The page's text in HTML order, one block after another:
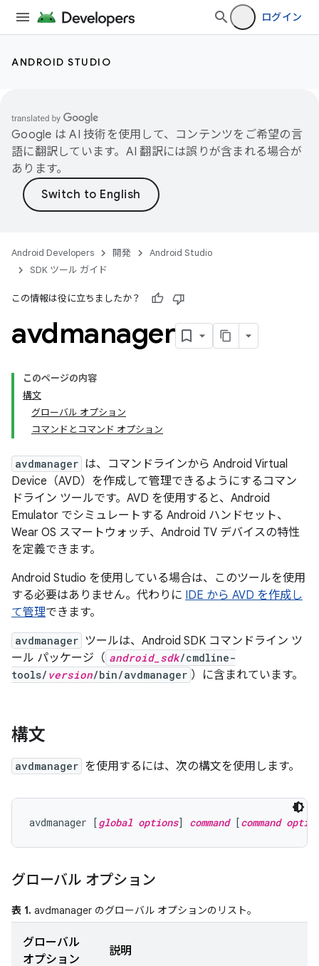
ログイン
ANDROID STUDIO
Google は AI 技術を使用して、コンテンツをご希望の言
語に翻訳しています。AI 翻訳には誤りが含まれる場合が
あります。
Android Developers 開発
Android Studio
SDK ツール ガイド
この情報は役に立ちましたか？
avdmanager
このページの内容
構文
グローバル オプション
コマンドとコマンド オプション
avdmanager は、コマンドラインから Android Virtual
Device（AVD）を作成して管理できるようにするコマン
ドライン ツールです。AVD を使用すると、Android
Emulator でシミュレートする Android ハンドセット、
Wear OS スマートウォッチ、Android TV デバイスの特性
を定義できます。
Android Studio を使用している場合は、このツールを使用
する必要はありません。代わりに IDE から AVD を作成し
て管理できます。
avdmanager ツールは、Android SDK コマンドライン ツ
ール パッケージ（ android_sdk/cmdline-
tools/ version/bin/avdmanager ）に含まれています。
構文
avdmanager を使用するには、次の構文を使用します。
avdmanager [global options] command [command
グローバル オプション
表 1. avdmanager のグローバル オプションのリスト。
グローバル
オプション
説明